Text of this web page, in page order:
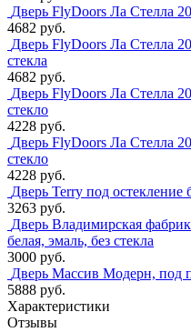
Дверь FlyDoors Ла Стелла
4682 руб.
Дверь FlyDoors Ла Стелла
стекла
4682 руб.
Дверь FlyDoors Ла Стелла
стекло
4228 руб.
Дверь FlyDoors Ла Стелла
стекло
4228 руб.
Дверь Terry под остекление
3263 руб.
Дверь Владимирская
белая, эмаль, без стекла
3000 руб.
Дверь Массив Модерн, под
5888 руб.
Характеристики
Отзывы